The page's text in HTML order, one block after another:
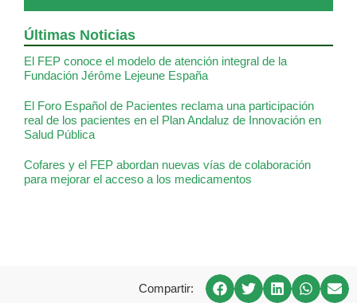
Últimas Noticias
El FEP conoce el modelo de atención integral de la
Fundación Jérôme Lejeune España
El Foro Español de Pacientes reclama una participación
real de los pacientes en el Plan Andaluz de Innovación en
Salud Pública
Cofares y el FEP abordan nuevas vías de colaboración
para mejorar el acceso a los medicamentos
Compartir: